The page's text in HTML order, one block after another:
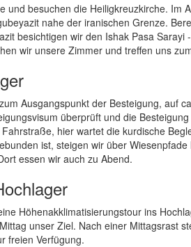
und besuchen die Heiligkreuzkirche. Im
nahe der iranischen Grenze.
besichtigen wir den Ishak Pasa Sarayi
wir unsere Zimmer und treffen uns
Ausgangspunkt der Besteigung, auf
überprüft und die
hier wartet die kurdische
ist, steigen wir über
essen wir auch zu Abend.
Höhenakklimatisierungstour ins
unser Ziel. Nach einer Mittagsrast
freien Verfügung.